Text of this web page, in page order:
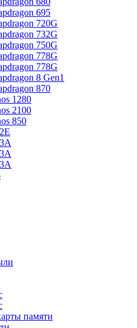
695
720G
732G
750G
778G
778G
8 Gen1
870
1280
2100
850
памяти